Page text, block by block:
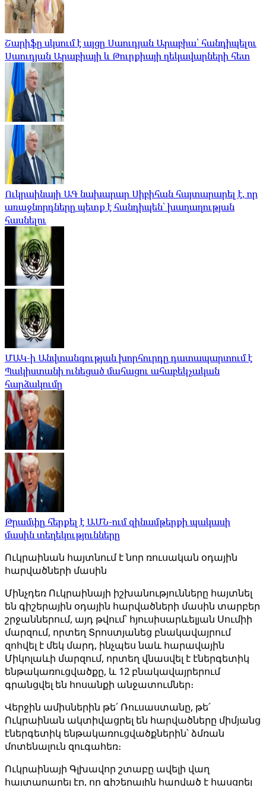
Շարիֆը սկսում է այցը Սաուդյան Արաբիա՝ հանդիպելու
Սաուդյան Արաբիայի և Թուրքիայի ղեկավարների հետ
Ուկրաինայի ԱԳ նախարար Սիբիհան հայտարարել է, որ
առաջնորդները պետք է հանդիպեն՝ խաղաղության
հասնելու
ՄԱԿ-ի Անվտանգության խորհուրդը դատապարտում է
Պակիստանի ունեցած մահացու ահաբեկչական
հարձակումը
Թրամփը հերքել է ԱՄՆ-ում զինամթերքի պակասի
մասին տեղեկությունները
Ուկրաինան հայտնում է նոր ռուսական օդային
հարվածների մասին
Մինչդեռ Ուկրաինայի իշխանությունները հայտնել
են գիշերային օդային հարվածների մասին տարբեր
շրջաններում, այդ թվում՝ հյուսիսարևելյան Սումիի
մարզում, որտեղ Տրոստյանեց բնակավայրում
զոհվել է մեկ մարդ, ինչպես նաև հարավային
Միկոլաևի մարզում, որտեղ վնասվել է էներգետիկ
ենթակառուցվածքը, և 12 բնակավայրերում
գրանցվել են հոսանքի անջատումներ։
Վերջին ամիսներին թե՛ Ռուսաստանը, թե՛
Ուկրաինան ակտիվացրել են հարվածները միմյանց
էներգետիկ ենթակառուցվածքներին՝ ձմռան
մոտենալուն զուգահեռ։
Ուկրաինայի Գլխավոր շտաբը ավելի վաղ
հայտարարել էր, որ գիշերային հարված է հասցրել